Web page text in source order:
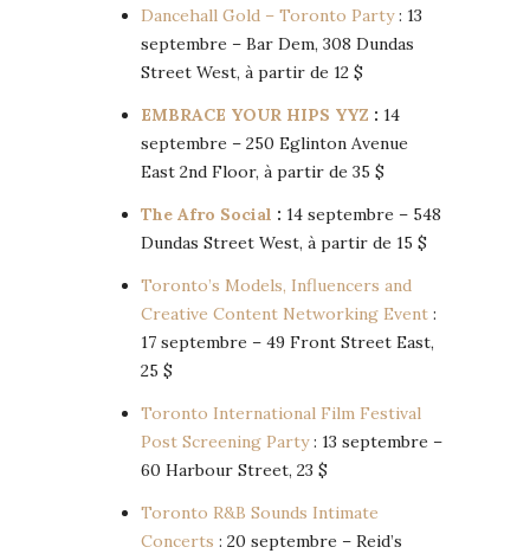
Dancehall Gold – Toronto Party: 13
septembre – Bar Dem, 308 Dundas
Street West, à partir de 12 $
EMBRACE YOUR HIPS YYZ : 14
septembre – 250 Eglinton Avenue
East 2nd Floor, à partir de 35 $
The Afro Social : 14 septembre – 548
Dundas Street West, à partir de 15 $
Toronto’s Models, Influencers and
Creative Content Networking Event :
17 septembre – 49 Front Street East,
25 $
Toronto International Film Festival
Post Screening Party: 13 septembre –
60 Harbour Street, 23 $
Toronto R&B Sounds Intimate
Concerts : 20 septembre – Reid’s